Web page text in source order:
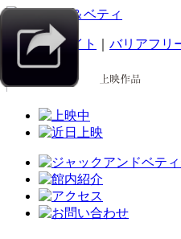
スマホサイト バリアフリ